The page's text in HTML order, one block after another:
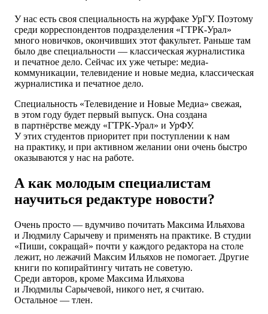
У нас есть своя специальность на журфаке УрГУ. Поэтому
среди корреспондентов подразделения «ГТРК-Урал»
много новичков, окончивших этот факультет. Раньше там
было две специальности — классическая журналистика
и печатное дело. Сейчас их уже четыре: медиа-
коммуникации, телевидение и новые медиа, классическая
журналистика и печатное дело.
Специальность «Телевидение и Новые Медиа» свежая,
в этом году будет первый выпуск. Она создана
в партнёрстве между «ГТРК-Урал» и УрФУ.
У этих студентов приоритет при поступлении к нам
на практику, и при активном желании они очень быстро
оказываются у нас на работе.
А как молодым специалистам
научиться редактуре новости?
Очень просто — вдумчиво почитать Максима Ильяхова
и Людмилу Сарычеву и применять на практике. В студии
«Пиши, сокращай» почти у каждого редактора на столе
лежит, но лежачий Максим Ильяхов не помогает. Другие
книги по копирайтингу читать не советую.
Среди авторов, кроме Максима Ильяхова
и Людмилы Сарычевой, никого нет, я считаю.
Остальное — тлен.